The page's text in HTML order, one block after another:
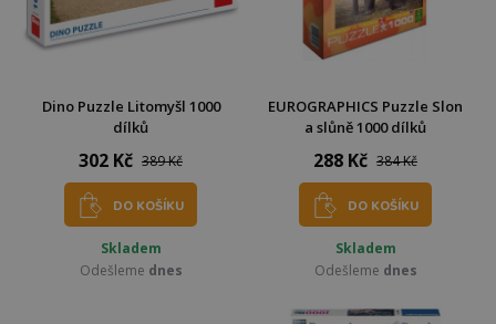
Dino Puzzle Litomyšl 1000
dílků
302 Kč 389 Kč
DO KOŠÍKU
Skladem
Odešleme dnes
EUROGRAPHICS Puzzle Slon
a slůně 1000 dílků
288 Kč 384 Kč
DO KOŠÍKU
Skladem
Odešleme dnes